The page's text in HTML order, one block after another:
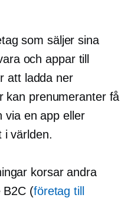
som säljer sina
och appar till
att ladda ner
kan prenumeranter få
via en app eller
i världen.
korsar andra
B2C (företag till